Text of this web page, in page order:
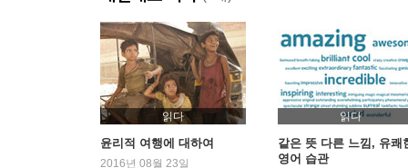
읽다
윤리적 여행에 대하여
2016년 08월 23일
읽다
같은 뜻 다른 느낌, 유쾌
영어 습관